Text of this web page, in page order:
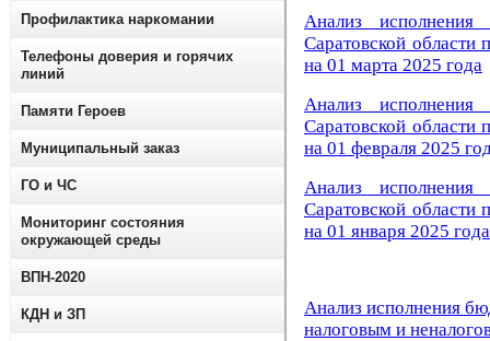
Анализ исполнения
Саратовской
на 01 марта 2025 года
Анализ исполнения
Саратовской
на 01 февраля 2025
Анализ исполнения
Саратовской
на 01 января 2025 года
Анализ исполнения
налоговым и
Профилактика наркомании
Телефоны доверия и горячих
линий
Памяти Героев
Муниципальный заказ
ГО и ЧС
Мониторинг состояния
окружающей среды
ВПН-2020
КДН и ЗП